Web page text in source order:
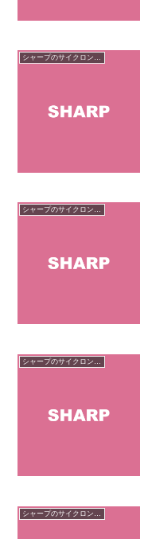
シャープのサイクロン掃除機
シャープのサイクロン掃除機